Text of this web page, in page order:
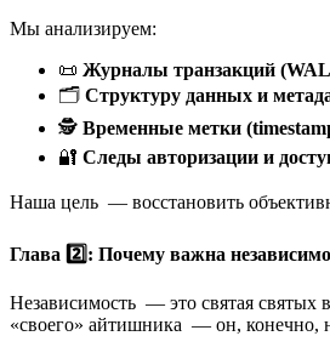
Мы анализируем:
📜 Журналы транзакций
🗂️ Структуру данных и
🕵️ Временные метки
🔐 Следы авторизации и
Наша цель — восстановить
Глава 2️⃣: Почему важна
Независимость — это святая святых
«своего» айтишника — он, конечно,